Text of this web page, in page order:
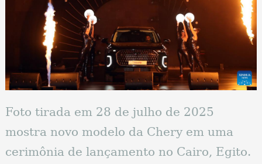
Foto tirada em 28 de julho de 2025
mostra novo modelo da Chery em uma
cerimônia de lançamento no Cairo, Egito.